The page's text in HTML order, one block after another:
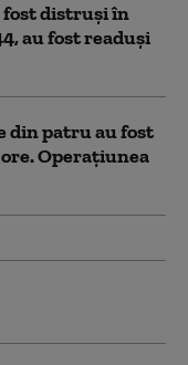
fost distruşi în
au fost readuși
din patru au fost
Operațiunea